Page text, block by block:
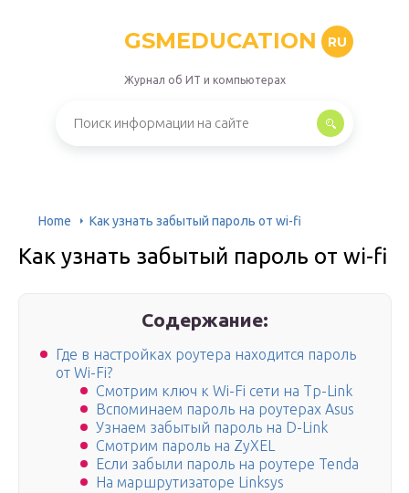
GSMEDUCATION RU
Журнал об ИТ и компьютерах
Home Как узнать забытый пароль от wi-fi
Как узнать забытый пароль от wi-fi
Содержание:
Где в настройках роутера находится пароль
от Wi-Fi?
Смотрим ключ к Wi-Fi сети на Tp-Link
Вспоминаем пароль на роутерах Asus
Узнаем забытый пароль на D-Link
Смотрим пароль на ZyXEL
Если забыли пароль на роутере Tenda
На маршрутизаторе Linksys